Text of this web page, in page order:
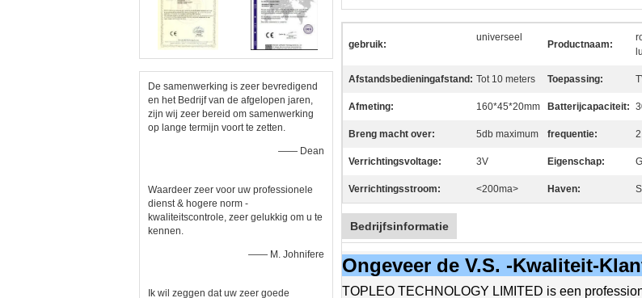
De samenwerking is zeer bevredigend
en het Bedrijf van de afgelopen jaren,
zijn wij zeer bereid om samenwerking
op lange termijn voort te zetten.
—— Dean
Waardeer zeer voor uw professionele
dienst & hogere norm -
kwaliteitscontrole, zeer gelukkig om u te
kennen.
—— M. Johnifere
Ik wil zeggen dat uw zeer goede
gebruik:
universeel
Productnaam:
Afstandsbedieningafstand: Tot 10 meters Toepassing:
Afmeting: 160*45*20mm Batterijcapaciteit:
Breng macht over: 5db maximum frequentie:
Verrichtingsvoltage: 3V Eigenschap:
Verrichtingsstroom: <200ma> Haven:
Bedrijfsinformatie
Ongeveer de V.S. -Kwaliteit-
TOPLEO TECHNOLOGY LIMITED is een